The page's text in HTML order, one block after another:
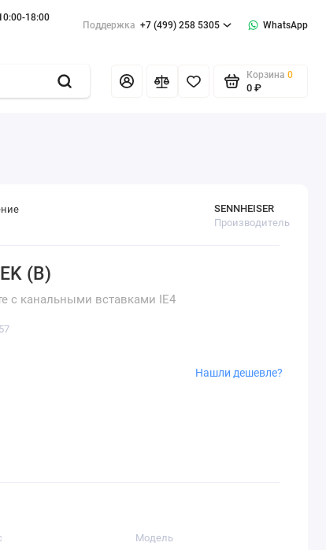
18:00
Поддержка +7 (499) 258 5305 WhatsApp
Корзина 0
0 ₽
(B)
с канальными вставками IE4
SENNHEISER
Производитель
Нашли дешевле?
Модель